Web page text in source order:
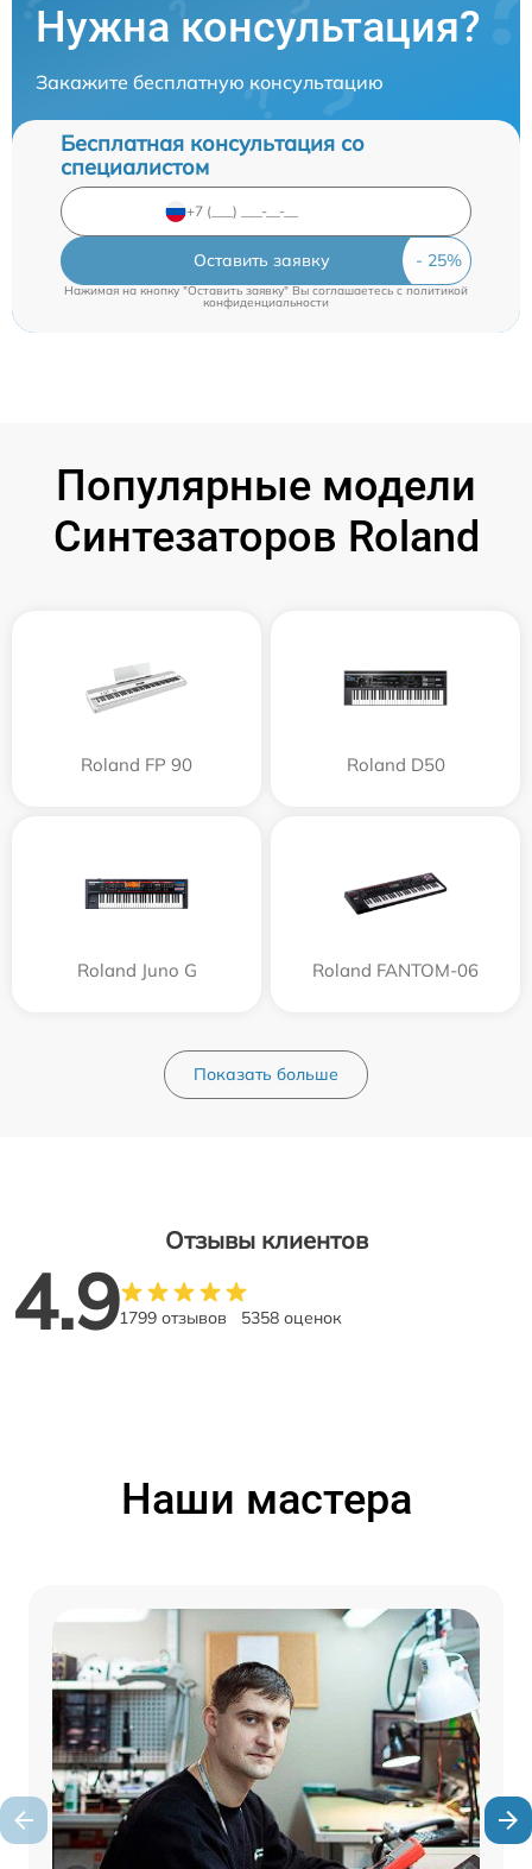
Нужна консультация?
Закажите бесплатную консультацию
Бесплатная консультация со
специалистом
Оставить заявку
Нажимая на кнопку "Оставить заявку" Вы соглашаетесь cполитикой
конфиденциальности
Популярные модели
Синтезаторов Roland
Roland FP 90 Roland D50
Roland Juno G Roland FANTOM-06
Показать больше
Отзывы клиентов
4.91799 отзывов 5358 оценок
Наши мастера